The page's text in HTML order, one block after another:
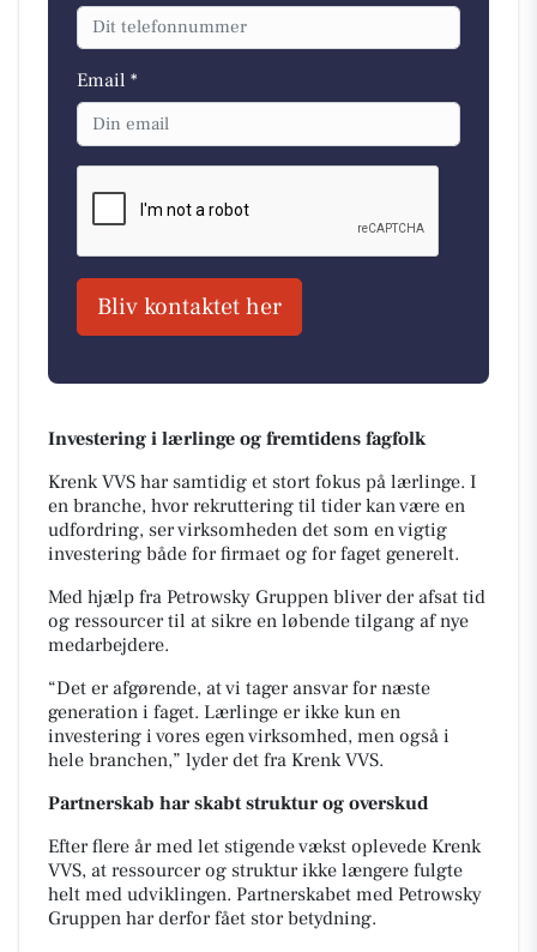
Email *
Bliv kontaktet her
Investering i lærlinge og fremtidens fagfolk
Krenk VVS har samtidig et stort fokus på lærlinge. I
en branche, hvor rekruttering til tider kan være en
udfordring, ser virksomheden det som en vigtig
investering både for firmaet og for faget generelt.
Med hjælp fra Petrowsky Gruppen bliver der afsat tid
og ressourcer til at sikre en løbende tilgang af nye
medarbejdere.
“Det er afgørende, at vi tager ansvar for næste
generation i faget. Lærlinge er ikke kun en
investering i vores egen virksomhed, men også i
hele branchen,” lyder det fra Krenk VVS.
Partnerskab har skabt struktur og overskud
Efter flere år med let stigende vækst oplevede Krenk
VVS, at ressourcer og struktur ikke længere fulgte
helt med udviklingen. Partnerskabet med Petrowsky
Gruppen har derfor fået stor betydning.